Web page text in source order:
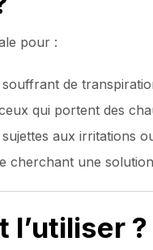
pour :
de
qui portent des
aux irritations
cherchant une
l’utiliser ?